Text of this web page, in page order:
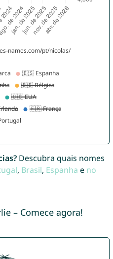
Descubra quais nomes
, Brasil, Espanha e no
– Comece agora!